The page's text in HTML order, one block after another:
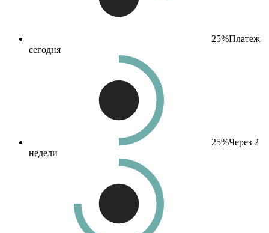
25%Платеж
сегодня
25%Через 2
недели